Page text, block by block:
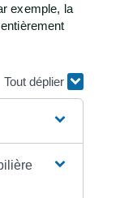
exemple, la
Tout déplier